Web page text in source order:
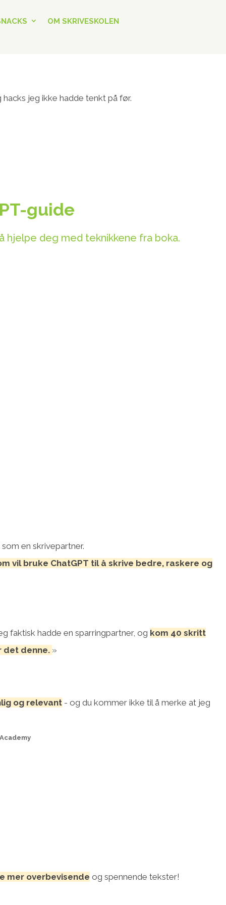
OM SKRIVESKOLEN
jeg ikke hadde tenkt på før.
guide
hjelpe deg med teknikkene fra boka.
en skrivepartner.
vil bruke ChatGPT til å skrive bedre, raskere og
faktisk hadde en sparringpartner, og kom 40 skritt
det denne. »
og relevant- og du kommer ikke til å merke at jeg
mer overbevisende og spennende tekster!